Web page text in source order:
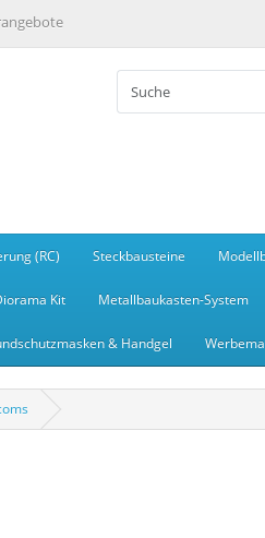
(RC) Steckbausteine
Kit Metallbaukasten-System
& Handgel